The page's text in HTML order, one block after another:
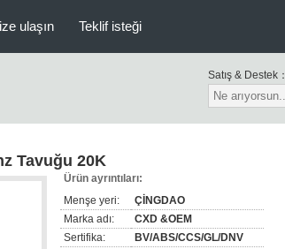
ulaşın Teklif isteği
Satış & Destek：
Tavuğu 20K
Ürün ayrıntıları:
Menşe yeri:
ÇİNGDAO
Marka adı:
CXD &OEM
Sertifika:
BV/ABS/CCS/GL/DNV